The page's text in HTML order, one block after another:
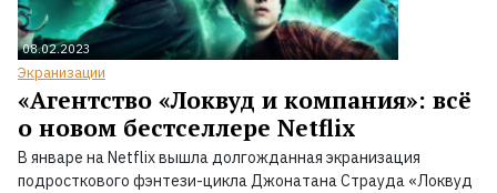
08.02.2023
Экранизации
«Агентство «Локвуд и компания»: всё
о новом бестселлере Netflix
В январе на Netflix вышла долгожданная экранизация
подросткового фэнтези-цикла Джонатана Страуда «Локвуд